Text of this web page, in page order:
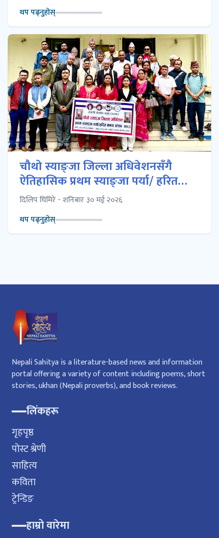
थप पढ्नुहोस्
चौथो स्याङ्जा जिल्ला अधिवेशनसँगै
ऐतिहासिक प्रथम स्याङ्जा पर्या/ हरित
काव्य उत्सव- २०८३ सम्पन्न
दिलिप घिमिरे - शनिबार ३० मई २०२६
थप पढ्नुहोस्
Nepali Sahitya is a literature-based news and information
portal offering a variety of content including poems, short
stories, ukhan (Nepali proverbs), and book reviews.
लिंकहरू
गृहपृष्ठ
पोस्ट श्रेणी
साहित्य
कविता
ट्रेन्डिङ
हाम्रो वारेमा